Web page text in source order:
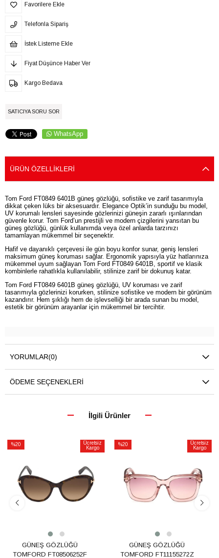
Favorilere Ekle
Telefonla Sipariş
İstek Listeme Ekle
Fiyat Düşünce Haber Ver
Kargo Bedava
SATICIYA SORU SOR
WhatsApp
ÜRÜN ÖZELLIKLERI
Tom Ford FT0849 6401B güneş gözlüğü, sofistike ve zarif tasarımıyla
dikkat çeken lüks bir aksesuardır. Elegance Optik’in sunduğu bu model,
UV korumalı lensleri sayesinde gözlerinizi güneşin zararlı ışınlarından
güvenle korur. Tom Ford’un prestijli ve modern çizgilerini yansıtan bu
güneş gözlüğü, günlük kullanımda veya özel anlarda tarzınızı
tamamlayan mükemmel bir seçenektir.
Hafif ve dayanıklı çerçevesi ile gün boyu konfor sunar, geniş lensleri
maksimum güneş koruması sağlar. Ergonomik yapısıyla yüz hatlarınıza
mükemmel uyum sağlayan Tom Ford FT0849 6401B, sportif ve klasik
kombinlerle rahatlıkla kullanılabilir, stilinize zarif bir dokunuş katar.
Tom Ford FT0849 6401B güneş gözlüğü, UV koruması ve zarif
tasarımıyla gözlerinizi korurken, stilinize sofistike ve modern bir görünüm
kazandırır. Hem şıklığı hem de işlevselliği bir arada sunan bu model,
estetik bir görünüm arayanlar için mükemmel bir tercihtir.
YORUMLAR(0)
ÖDEME SEÇENEKLERI
İlgili Ürünler
%20
Ücretsiz
Kargo
GÜNEŞ GÖZLÜĞÜ
TOMFORD FT08506252F
%20
Ücretsiz
Kargo
GÜNEŞ GÖZLÜĞÜ
TOMFORD FT11155272Z